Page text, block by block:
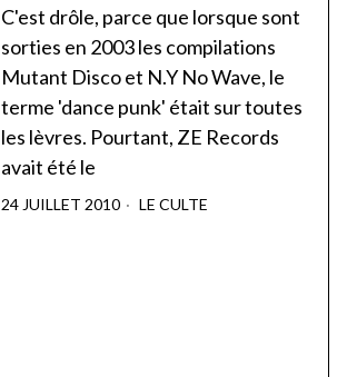
C'est drôle, parce que lorsque sont
sorties en 2003 les compilations
Mutant Disco et N.Y No Wave, le
terme 'dance punk' était sur toutes
les lèvres. Pourtant, ZE Records
avait été le
24 JUILLET 2010 LE CULTE